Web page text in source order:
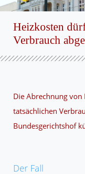
Heizkosten
Verbrauch
Die Abrechnung
tatsächlichen
Bundesgerichtshof
Der Fall